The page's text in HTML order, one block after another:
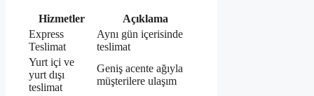
Hizmetler
Açıklama
Express
Teslimat
Aynı gün içerisinde
teslimat
Yurt içi ve
yurt dışı
teslimat
Geniş acente ağıyla
müşterilere ulaşım